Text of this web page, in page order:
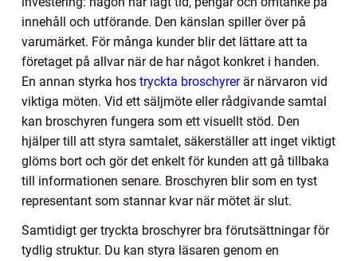
innehåll och utförande. Den känslan spiller över på
varumärket. För många kunder blir det lättare att ta
företaget på allvar när de har något konkret i handen.
En annan styrka hos tryckta broschyrerär närvaron vid
viktiga möten. Vid ett säljmöte eller rådgivande samtal
kan broschyren fungera som ett visuellt stöd. Den
hjälper till att styra samtalet, säkerställer att inget viktigt
glöms bort och gör det enkelt för kunden att gå tillbaka
till informationen senare. Broschyren blir som en tyst
representant som stannar kvar när mötet är slut.
Samtidigt ger tryckta broschyrer bra förutsättningar för
tydlig struktur. Du kan styra läsaren genom en